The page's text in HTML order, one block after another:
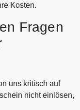
Kosten.
Fragen
uns kritisch auf
nicht einlösen,